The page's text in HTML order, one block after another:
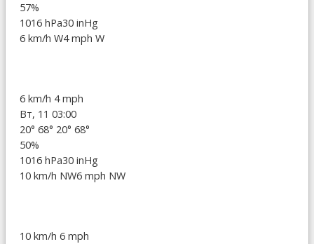
57%
1016 hPa30 inHg
6 km/h W4 mph W
6 km/h 4 mph
Вт, 11 03:00
20° 68° 20° 68°
50%
1016 hPa30 inHg
10 km/h NW6 mph NW
10 km/h 6 mph